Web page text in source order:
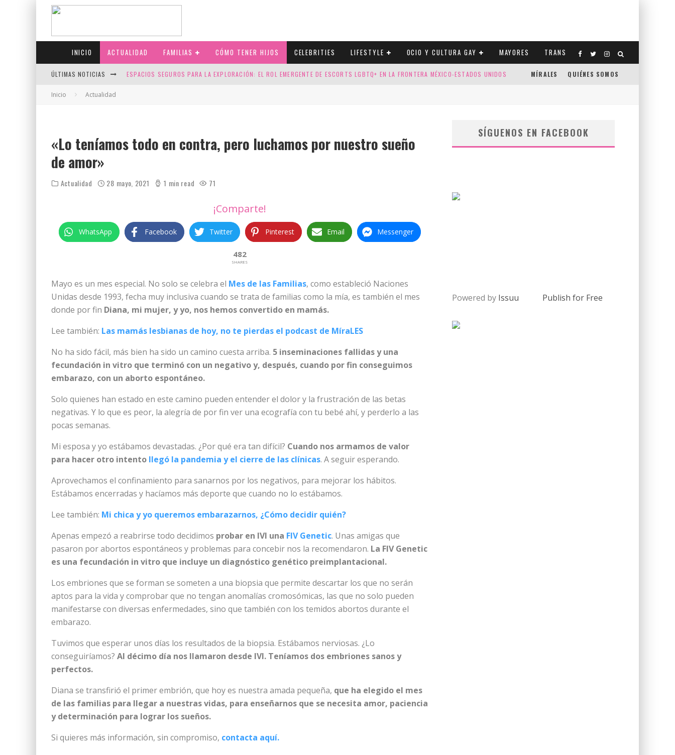
INICIO ACTUALIDAD FAMILIAS CÓMO TENER HIJOS CELEBRITIES LIFESTYLE OCIO Y CULTURA GAY MAYORES TRANS
ÚLTIMAS NOTICIAS ESPACIOS SEGUROS PARA LA EXPLORACIÓN: EL ROL EMERGENTE DE ESCORTS LGBTQ+ EN LA FRONTERA MÉXICO-ESTADOS UNIDOS MÍRALES QUIÉNES SOMOS
Inicio Actualidad
«Lo teníamos todo en contra, pero luchamos por nuestro sueño
de amor»
Actualidad 28 mayo, 2021 1 min read 71
¡Comparte!
WhatsApp Facebook Twitter Pinterest Email Messenger
482
SHARES
Mayo es un mes especial. No solo se celebra el Mes de las Familias, como estableció Naciones
Unidas desde 1993, fecha muy inclusiva cuando se trata de familias como la mía, es también el mes
donde por fin Diana, mi mujer, y yo, nos hemos convertido en mamás.
Lee también: Las mamás lesbianas de hoy, no te pierdas el podcast de MíraLES
No ha sido fácil, más bien ha sido un camino cuesta arriba. 5 inseminaciones fallidas y una
fecundación in vitro que terminó con un negativo y, después, cuando por fin conseguimos
embarazo, con un aborto espontáneo.
Solo quienes han estado en este camino pueden entender el dolor y la frustración de las betas
negativas. Y lo que es peor, la alegría de por fin ver una ecografía con tu bebé ahí, y perderlo a las
pocas semanas.
Mi esposa y yo estábamos devastadas. ¿Por qué era tan difícil? Cuando nos armamos de valor
para hacer otro intento llegó la pandemia y el cierre de las clínicas. A seguir esperando.
Aprovechamos el confinamiento para sanarnos por los negativos, para mejorar los hábitos.
Estábamos encerradas y hacíamos más deporte que cuando no lo estábamos.
Lee también: Mi chica y yo queremos embarazarnos, ¿Cómo decidir quién?
Apenas empezó a reabrirse todo decidimos probar en IVI una FIV Genetic. Unas amigas que
pasaron por abortos espontáneos y problemas para concebir nos la recomendaron. La FIV Genetic
es una fecundación in vitro que incluye un diagnóstico genético preimplantacional.
Los embriones que se forman se someten a una biopsia que permite descartar los que no serán
aptos para la vida y comprobar que no tengan anomalías cromosómicas, las que no solo pueden
manifestarse con diversas enfermedades, sino que también con los temidos abortos durante el
embarazo.
Tuvimos que esperar unos días los resultados de la biopsia. Estábamos nerviosas. ¿Lo
conseguiríamos? Al décimo día nos llamaron desde IVI. Teníamos dos embriones sanos y
perfectos.
Diana se transfirió el primer embrión, que hoy es nuestra amada pequeña, que ha elegido el mes
de las familias para llegar a nuestras vidas, para enseñarnos que se necesita amor, paciencia
y determinación para lograr los sueños.
Si quieres más información, sin compromiso, contacta aquí.
SÍGUENOS EN FACEBOOK
Powered by Issuu Publish for Free